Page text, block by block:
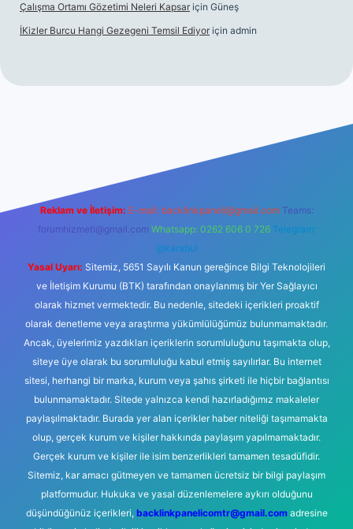
Çalışma Ortamı Gözetimi Neleri Kapsar için Güneş
İKizler Burcu Hangi Gezegeni Temsil Ediyor için admin
Reklam ve İletişim: E-mail: backlinkpaneli@gmail.com Teams:
forumhizmeti@gmail.com Whatsapp: 0262 606 0 726 Telegram:
@karabul
Yasal Uyarı: Sitemiz, 5651 Sayılı Kanun gereğince Bilgi Teknolojileri
ve İletişim Kurumu (BTK) tarafından onaylanmış bir Yer Sağlayıcı
olarak hizmet vermektedir. Bu nedenle, sitedeki içerikleri proaktif
olarak denetleme veya araştırma yükümlülüğümüz bulunmamaktadır.
Ancak, üyelerimiz yazdıkları içeriklerin sorumluluğunu taşımakta olup,
siteye üye olarak bu sorumluluğu kabul etmiş sayılırlar. Bu internet
sitesi, herhangi bir marka, kurum veya şahıs şirketi ile hiçbir bağlantısı
bulunmamaktadır. Sitede yalnızca kendi hazırladığımız makaleler
paylaşılmaktadır. Burada yer alan içerikler haber niteliği taşımamakta
olup, gerçek kurum ve kişiler hakkında paylaşım yapılmamaktadır.
Gerçek kurum ve kişiler ile isim benzerlikleri tamamen tesadüfidir.
Sitemiz, kar amacı gütmeyen ve tamamen ücretsiz bir bilgi paylaşım
platformudur. Hukuka ve yasal düzenlemelere aykırı olduğunu
düşündüğünüz içerikleri, backlinkpanelicomtr@gmail.comadresine